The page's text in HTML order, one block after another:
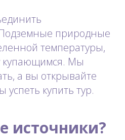
природные
температуры,
купающимся. Мы
а вы открывайте
успеть купить тур.
источники?